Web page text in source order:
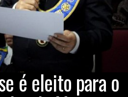
é eleito para o